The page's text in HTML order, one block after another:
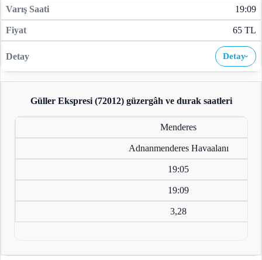
19:09
65 TL
Detay›
Güller Ekspresi (72012)güzergâh ve durak saatleri
Menderes
Adnanmenderes Havaalanı
19:05
19:09
3,28